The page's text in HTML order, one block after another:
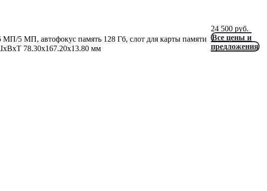
МП/5 МП, автофокус память 128 Гб, слот для карты памяти
78.30x167.20x13.80 мм
24 500 руб.
Все цены и
предложения